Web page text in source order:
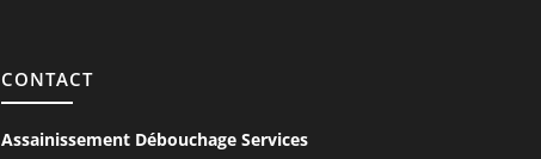
CONTACT
Assainissement Débouchage Services